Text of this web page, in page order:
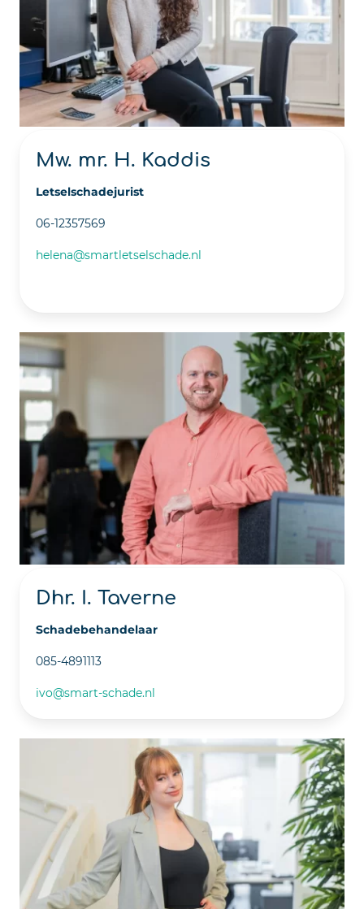
Mw. mr. H. Kaddis
Letselschadejurist
06-12357569
helena@smartletselschade.nl
Dhr. I. Taverne
Schadebehandelaar
085-4891113
ivo@smart-schade.nl